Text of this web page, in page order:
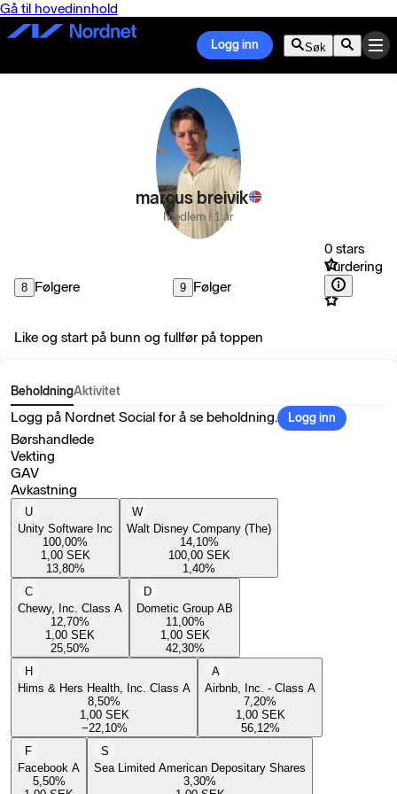
Gå til hovedinnhold
Logg inn Søk
marcus breivik
Medlem i 1 år
8 Følgere 9 Følger
0 stars
Vurdering
Like og start på bunn og fullfør på toppen
BeholdningAktivitet
Logg på Nordnet Social for å se beholdning. Logg inn
Børshandlede
Vekting
GAV
Avkastning
U
Unity Software Inc
100,00%
1,00 SEK
13,80%
W
Walt Disney Company (The)
14,10%
100,00 SEK
1,40%
C
Chewy, Inc. Class A
12,70%
1,00 SEK
25,50%
D
Dometic Group AB
11,00%
1,00 SEK
42,30%
H
Hims & Hers Health, Inc. Class A
8,50%
1,00 SEK
−22,10%
A
Airbnb, Inc. - Class A
7,20%
1,00 SEK
56,12%
F
Facebook A
5,50%
S
Sea Limited American Depositary Shares
3,30%